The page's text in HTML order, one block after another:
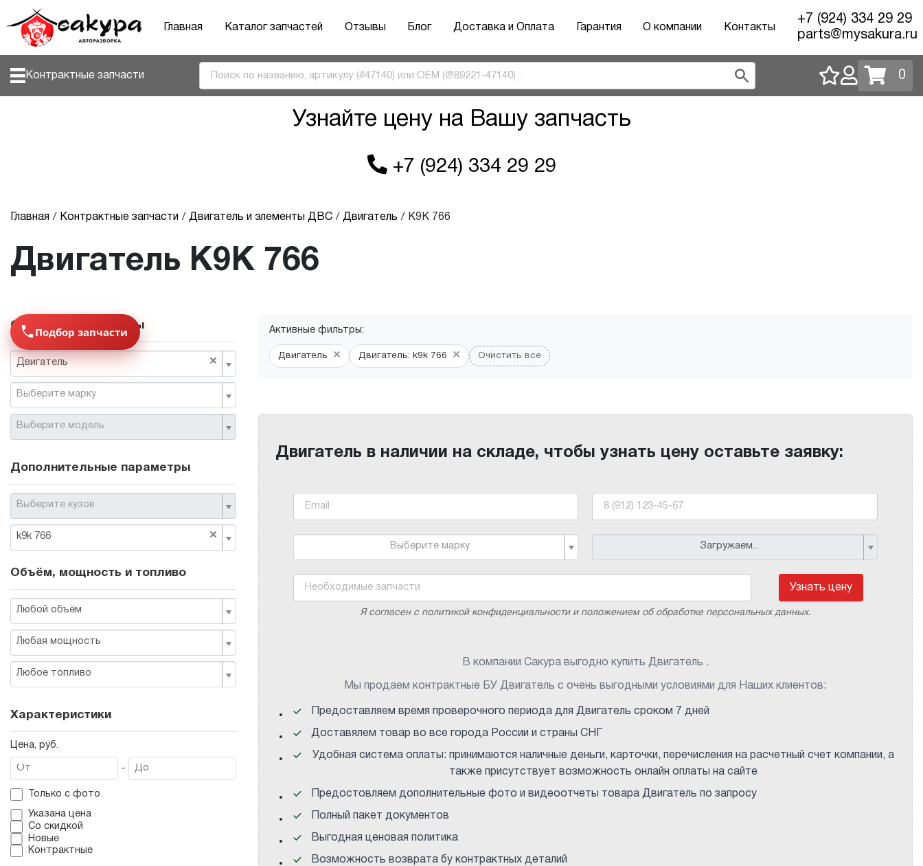
Главная Каталог запчастей Отзывы Блог Доставка и Оплата Гарантия О компании Контакты
+7 (924) 334 29 29
parts@mysakura.ru
Контрактные запчасти 0
Узнайте цену на Вашу запчасть
+7 (924) 334 29 29
Главная Контрактные запчасти Двигатель и элементы ДВС Двигатель K9K 766
Двигатель K9K 766
Основные параметры
×
Двигатель
Выберите марку
Выберите модель
Дополнительные параметры
Выберите кузов
×
k9k 766
Объём, мощность и топливо
Любой объём
Любая мощность
Любое топливо
Характеристики
Цена, руб.
-
Только с фото
Указана цена
Со скидкой
Новые
Контрактные
Активные фильтры:
Двигатель × Двигатель: k9k 766 × Очистить все
Двигатель в наличии на складе, чтобы узнать цену оставьте заявку:
Выберите марку Загружаем...
Узнать цену
Я согласен с политикой конфиденциальности и положением об обработке персональных данных.
В компании Сакура выгодно купить Двигатель .
Мы продаем контрактные БУ Двигатель с очень выгодными условиями для Наших клиентов:
Предоставляем время проверочного периода для Двигатель сроком 7 дней
Доставялем товар во все города России и страны СНГ
Удобная система оплаты: принимаются наличные деньги, карточки, перечисления на расчетный счет компании, а
также присутствует возможность онлайн оплаты на сайте
Предостовляем дополнительные фото и видеоотчеты товара Двигатель по запросу
Полный пакет документов
Выгодная ценовая политика
Возможность возврата бу контрактных деталий
Подбор запчасти